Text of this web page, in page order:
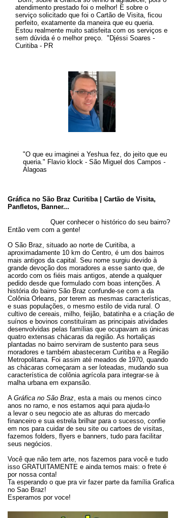
atendimento prestado foi o melhor! E sobre o
serviço solicitado que foi o Cartão de Visita, ficou
perfeito, exatamente da maneira que eu queria.
Estou realmente muito satisfeita com os serviços e
sem dúvida é o melhor preço. " Djéssi Soares -
Curitiba - PR
"O que eu imaginei a Yeshua fez, do jeito que eu
queria." Flavio klock - São Miguel dos Campos -
Alagoas
Gráfica no São Braz Curitiba | Cartão de Visita,
Panfletos, Banner...
Quer conhecer o histórico do seu bairro?
Então vem com a gente!
O São Braz, situado ao norte de Curitiba, a
aproximadamente 10 km do Centro, é um dos bairros
mais antigos da capital. Seu nome surgiu devido à
grande devoção dos moradores a esse santo que, de
acordo com os fiéis mais antigos, atende a qualquer
pedido desde que formulado com boas intenções. A
história do bairro São Braz confunde-se com a da
Colônia Orleans, por terem as mesmas características,
e suas populações, o mesmo estilo de vida rural. O
cultivo de cereais, milho, feijão, batatinha e a criação de
suínos e bovinos constituíram as principais atividades
desenvolvidas pelas famílias que ocupavam as únicas
quatro extensas chácaras da região. As hortaliças
plantadas no bairro serviram de sustento para seus
moradores e também abasteceram Curitiba e a Região
Metropolitana. Foi assim até meados de 1970, quando
as chácaras começaram a ser loteadas, mudando sua
característica de colônia agrícola para integrar-se à
malha urbana em expansão.
A Gráfica no São Braz, esta a mais ou menos cinco
anos no ramo, e nos estamos aqui para ajuda-lo
a levar o seu negocio ate as alturas do mercado
financeiro e sua estrela brilhar para o sucesso, confie
em nos para cuidar de seu site ou cartoes de visitas,
fazemos folders, flyers e banners, tudo para facilitar
seus negócios.
Você que não tem arte, nos fazemos para você e tudo
isso GRATUITAMENTE e ainda temos mais: o frete é
por nossa conta!
Ta esperando o que pra vir fazer parte da família Grafica
no Sao Braz!
Esperamos por voce!